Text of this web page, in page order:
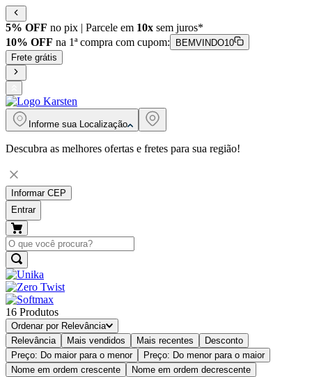
5% OFF no pix | Parcele em 10x sem juros*
10% OFF na 1ª compra com cupom:
BEMVINDO10
Frete grátis
Informe sua Localização
Descubra as melhores ofertas e fretes para sua região!
Informar CEP
Entrar
16 Produtos
Ordenar por Relevância
Relevância
Mais vendidos Mais recentes
Desconto
Preço: Do maior para o menor
Preço: Do menor para o maior
Nome em ordem crescente
Nome em ordem decrescente